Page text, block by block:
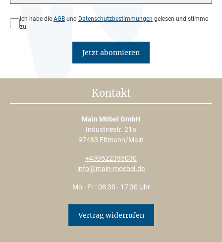
Datenschutz*
Ich habe die AGB und Datenschutzbestimmungen gelesen und stimme
zu.
Jetzt abonnieren
Kontakt
Main Möbel GmbH
Industriestr. 21a
97483 Eltmann/Main
+499522395030
info@main-moebel.de
Mo - Fr.: 08:30 - 17:30 Uhr
Vertrag widerrufen